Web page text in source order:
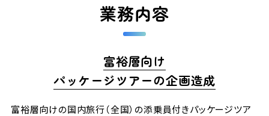
業務内容
富裕層向け
パッケージツアーの企画造成
富裕層向けの国内旅行（全国）の添乗員付きパッケージツア